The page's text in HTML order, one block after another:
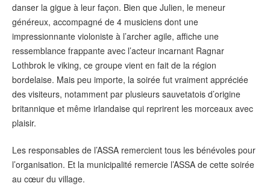
danser la gigue à leur façon. Bien que Julien, le meneur
généreux, accompagné de 4 musiciens dont une
impressionnante violoniste à l’archer agile, affiche une
ressemblance frappante avec l’acteur incarnant Ragnar
Lothbrok le viking, ce groupe vient en fait de la région
bordelaise. Mais peu importe, la soirée fut vraiment appréciée
des visiteurs, notamment par plusieurs sauvetatois d’origine
britannique et même irlandaise qui reprirent les morceaux avec
plaisir.
Les responsables de l’ASSA remercient tous les bénévoles pour
l’organisation. Et la municipalité remercie l’ASSA de cette soirée
au cœur du village.